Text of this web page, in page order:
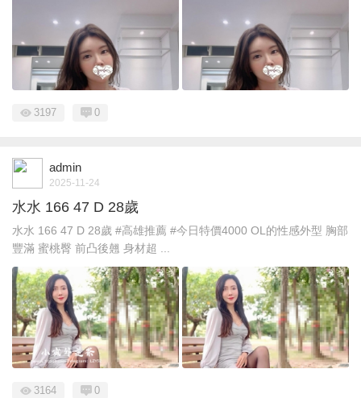
3197 0
admin
2025-11-24
水水 166 47 D 28歲
水水 166 47 D 28歲 #高雄推薦 #今日特價4000 OL的性感外型 胸部
豐滿 蜜桃臀 前凸後翹 身材超 ...
3164 0